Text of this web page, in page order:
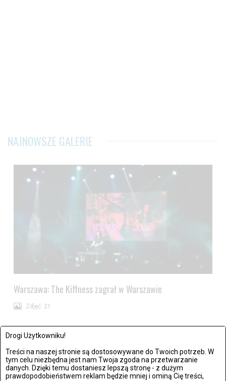
Drogi Użytkowniku!
Treści na naszej stronie są dostosowywane do Twoich potrzeb. W
tym celu niezbędna jest nam Twoja zgoda na przetwarzanie
danych. Dzięki temu dostaniesz lepszą stronę - z dużym
prawdopodobieństwem reklam będzie mniej i ominą Cię treści,
NAJNOWSZE GALERIE
Warszawa: The Kiffness zagrał w Warszawie
Zdjęć: 21